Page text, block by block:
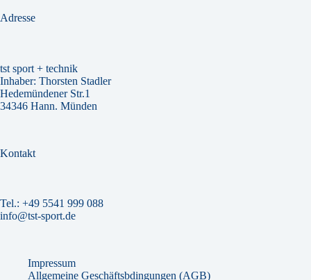
Adresse
tst sport + technik
Inhaber: Thorsten Stadler
Hedemündener Str.1
34346 Hann. Münden
Kontakt
Tel.: +49 5541 999 088
info@tst-sport.de
Impressum
Allgemeine Geschäftsbdingungen (AGB)